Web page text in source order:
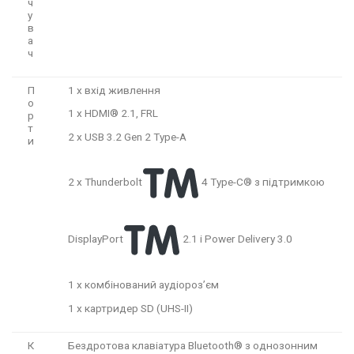
у
в
а
ч
П
о
р
т
и
1 x вхід живлення
1 x HDMI® 2.1, FRL
2 x USB 3.2 Gen 2 Type-A
2 x Thunderbolt 4 Type-C® з підтримкою
DisplayPort 2.1 і Power Delivery 3.0
1 x комбінований аудіороз’єм
1 x картридер SD (UHS-II)
К
Бездротова клавіатура Bluetooth® з однозонним